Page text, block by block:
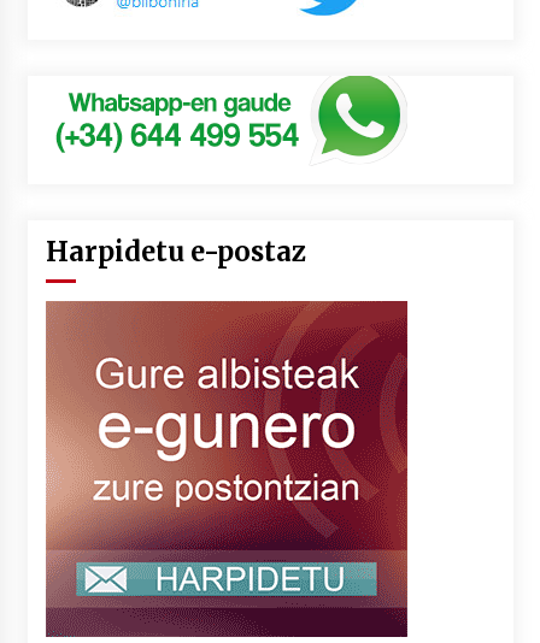
Harpidetu e-postaz